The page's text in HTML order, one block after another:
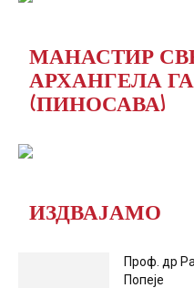
МАНАСТИР
АРХАНГЕЛА
(ПИНОСАВА)
ИЗДВАЈАМО
Проф. др
Попеје